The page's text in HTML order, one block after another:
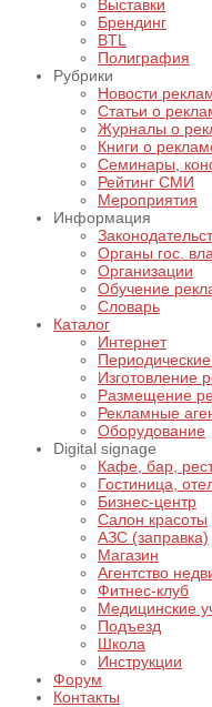
Выставки
Брендинг
BTL
Полиграфия
Рубрики
Новости
Статьи о
Журналы о
Книги о
Семинары,
Рейтинг СМИ
Мероприятия
Информация
Органы гос.
Организации
Обучение
Словарь
Каталог
Интернет
Изготовление
Размещение
Рекламные
Оборудование
Digital signage
Кафе, бар,
Гостиница,
Бизнес-центр
Салон красоты
АЗС (заправка)
Магазин
Агентство
Фитнес-клуб
Медицинские
Подъезд
Школа
Инструкции
Форум
Контакты